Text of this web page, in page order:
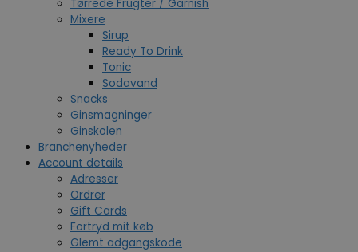
Tørrede Frugter / Garnish
Mixere
Sirup
Ready To Drink
Tonic
Sodavand
Snacks
Ginsmagninger
Ginskolen
Branchenyheder
Account details
Adresser
Ordrer
Gift Cards
Fortryd mit køb
Glemt adgangskode